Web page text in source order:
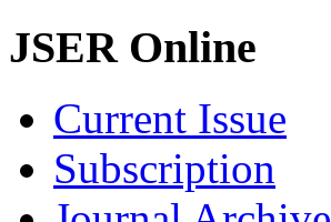
JSER Online
Current Issue
Subscription